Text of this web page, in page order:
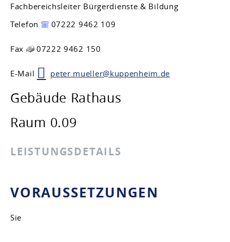
Fachbereichsleiter Bürgerdienste & Bildung
Telefon
07222 9462 109
Fax 07222 9462 150
E-Mail peter.mueller@kuppenheim.de
Gebäude Rathaus
Raum 0.09
LEISTUNGSDETAILS
VORAUSSETZUNGEN
Sie